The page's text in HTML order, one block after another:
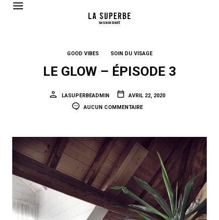
GOOD VIBES SOIN DU VISAGE
LE GLOW – ÉPISODE 3
LASUPERBEADMIN
AVRIL 22, 2020
AUCUN COMMENTAIRE